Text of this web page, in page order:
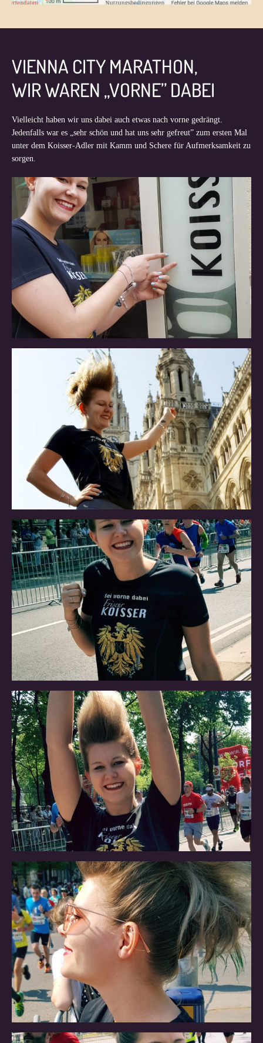
VIENNA CITY MARATHON,
WIR WAREN „VORNE” DABEI
Vielleicht haben wir uns dabei auch etwas nach vorne gedrängt.
Jedenfalls war es „sehr schön und hat uns sehr gefreut” zum ersten Mal
unter dem Koisser-Adler mit Kamm und Schere für Aufmerksamkeit zu
sorgen.